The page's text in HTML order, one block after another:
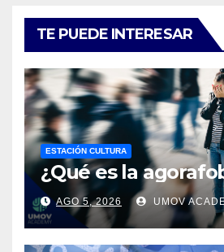
TE PUEDE INTERESAR
ESTACIÓN CULTURA
¿Qué es la
AGO 5, 2026 UMOV